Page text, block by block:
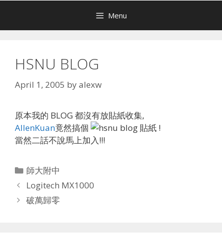
Menu
HSNU BLOG
April 1, 2005 byalexw
原本我的 BLOG 都沒有放貼紙收集,
AllenKuan竟然搞個
貼紙 !
當然二話不說馬上加入!!!
Categories
師大附中
Logitech MX1000
破萬歸零